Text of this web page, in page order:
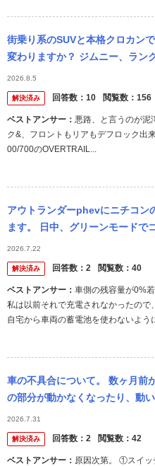
街乗り系のSUVと本格クロカン
変わりますか？ ジムニー、ラン
AV4、エクストレイル、アウトラ
2026.8.5
解決済み 回答数： 10 閲覧数： 156
ベストアンサー： 悪路、と言うのが泥
ク&、フロントもリアもデフロック出
00/700のOVERTRAIL...
アウトランダーphevにニチコン
ます。 日中、グリーンモードで
すが、蓄電池にのみ充電され、
れるよ...
2026.7.22
解決済み 回答数： 2 閲覧数： 40
ベストアンサー： 車側の残容量が0%
私は以前それで充電されなかったの
自宅から車両の蓄電池を使わないよう
車の不具合について。 数ヶ月前
の部分が動かなくなったり、動
た。 修理費用はいくら位だと思
ラン...
2026.7.31
解決済み 回答数： 2 閲覧数： 42
ベストアンサー： 原因次第。 ①スイッ